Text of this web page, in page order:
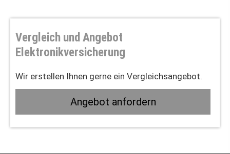
Vergleich und Angebot
Elektronikversicherung
Wir erstellen Ihnen gerne ein Vergleichsangebot.
An­ge­bot an­for­dern